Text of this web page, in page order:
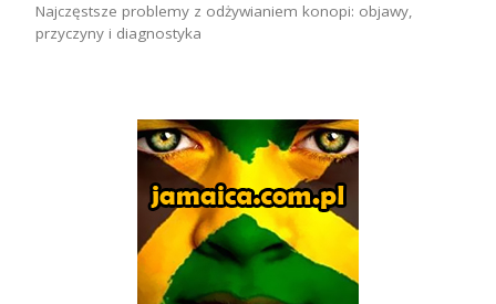
Najczęstsze problemy z odżywianiem konopi: objawy,
przyczyny i diagnostyka